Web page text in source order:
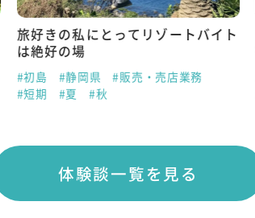
旅好きの私にとってリゾートバイト
は絶好の場
#初島 #静岡県
#販売・売店業務
#短期
#夏 #秋
体験談一覧を見る